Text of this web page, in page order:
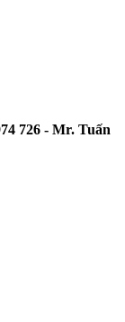
726 - Mr. Tuấn